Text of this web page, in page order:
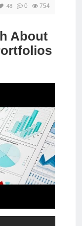
48 0 754
About